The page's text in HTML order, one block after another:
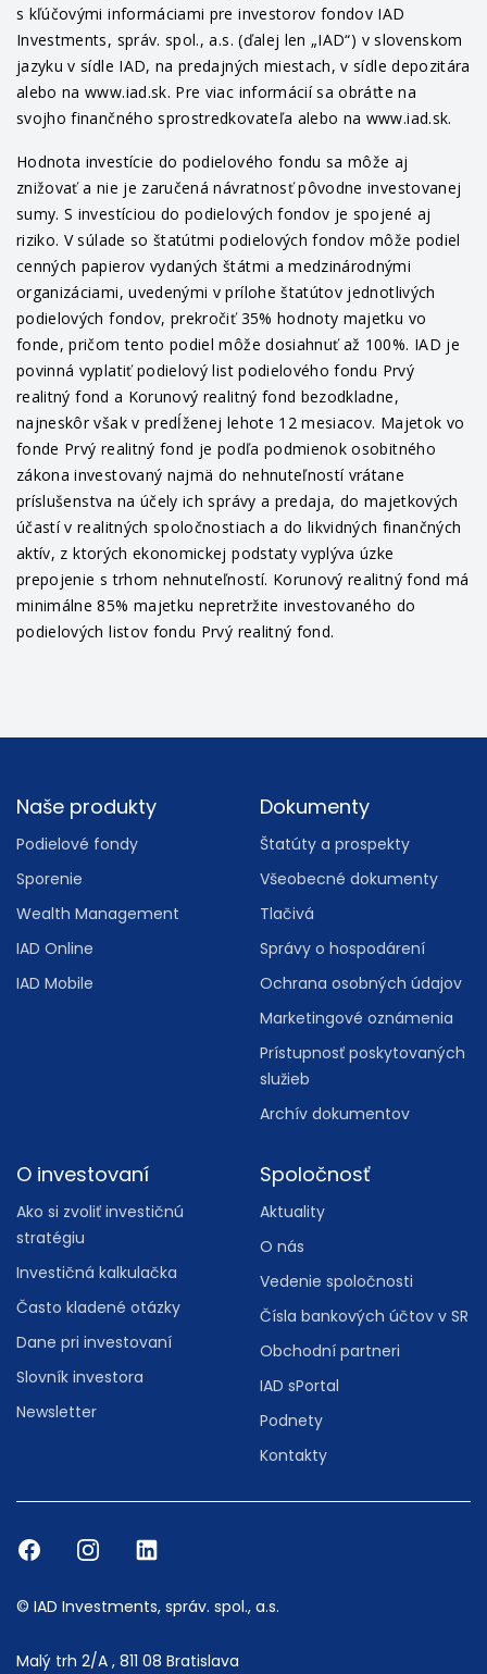
s kľúčovými informáciami pre investorov fondov IAD
Investments, správ. spol., a.s. (ďalej len „IAD“) v slovenskom
jazyku v sídle IAD, na predajných miestach, v sídle depozitára
alebo na www.iad.sk. Pre viac informácií sa obráťte na
svojho finančného sprostredkovateľa alebo na www.iad.sk.
Hodnota investície do podielového fondu sa môže aj
znižovať a nie je zaručená návratnosť pôvodne investovanej
sumy. S investíciou do podielových fondov je spojené aj
riziko. V súlade so štatútmi podielových fondov môže podiel
cenných papierov vydaných štátmi a medzinárodnými
organizáciami, uvedenými v prílohe štatútov jednotlivých
podielových fondov, prekročiť 35% hodnoty majetku vo
fonde, pričom tento podiel môže dosiahnuť až 100%. IAD je
povinná vyplatiť podielový list podielového fondu Prvý
realitný fond a Korunový realitný fond bezodkladne,
najneskôr však v predĺženej lehote 12 mesiacov. Majetok vo
fonde Prvý realitný fond je podľa podmienok osobitného
zákona investovaný najmä do nehnuteľností vrátane
príslušenstva na účely ich správy a predaja, do majetkových
účastí v realitných spoločnostiach a do likvidných finančných
aktív, z ktorých ekonomickej podstaty vyplýva úzke
prepojenie s trhom nehnuteľností. Korunový realitný fond má
minimálne 85% majetku nepretržite investovaného do
podielových listov fondu Prvý realitný fond.
Footer
Naše produkty
Podielové fondy
Sporenie
Wealth Management
IAD Online
IAD Mobile
Dokumenty
Štatúty a prospekty
Všeobecné dokumenty
Tlačivá
Správy o hospodárení
Ochrana osobných údajov
Marketingové oznámenia
Prístupnosť poskytovaných
služieb
Archív dokumentov
O investovaní
Ako si zvoliť investičnú
stratégiu
Investičná kalkulačka
Často kladené otázky
Dane pri investovaní
Slovník investora
Newsletter
Spoločnosť
Aktuality
O nás
Vedenie spoločnosti
Čísla bankových účtov v SR
Obchodní partneri
IAD sPortal
Podnety
Kontakty
© IAD Investments, správ. spol., a.s.
Malý trh 2/A , 811 08 Bratislava